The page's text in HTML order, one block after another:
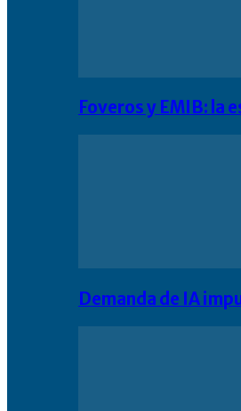
Foveros y EMIB:
Demanda de IA